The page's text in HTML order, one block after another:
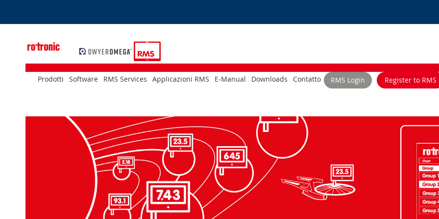
Prodotti Software RMS Services Applicazioni RMS E-Manual Downloads Contatto RMS Login Register to RMS